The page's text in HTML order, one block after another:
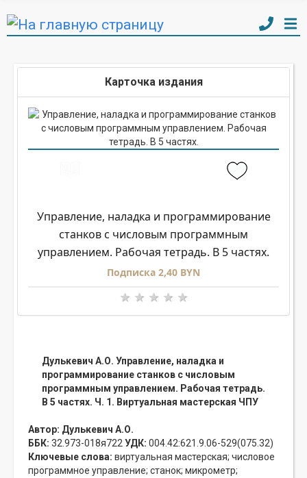
Карточка издания
Управление, наладка и программирование
станков с числовым программным
управлением. Рабочая тетрадь. В 5 частях.
Подписка 2,40 BYN
Дулькевич А.О. Управление, наладка и
программирование станков с числовым
программным управлением. Рабочая тетрадь.
В 5 частях. Ч. 1. Виртуальная мастерская ЧПУ
Автор: Дулькевич А.О.
ББК: 32.973-018я722УДК: 004.42:621.9.06-529(075.32)
Ключевые слова: виртуальная мастерская; числовое
программное управление; станок; микрометр;